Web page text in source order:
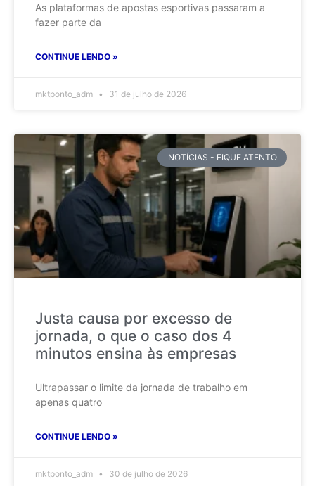
As plataformas de apostas esportivas passaram a
fazer parte da
CONTINUE LENDO »
mktponto_adm 31 de julho de 2026
NOTÍCIAS - FIQUE ATENTO
Justa causa por excesso de
jornada, o que o caso dos 4
minutos ensina às empresas
Ultrapassar o limite da jornada de trabalho em
apenas quatro
CONTINUE LENDO »
mktponto_adm 30 de julho de 2026